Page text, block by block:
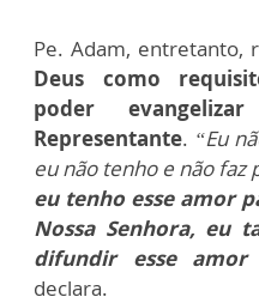
Pe. Adam, entretanto,
Deus como
poder
Representante. “Eu
eu não tenho e não faz
eu tenho esse amor
Nossa Senhora, eu
difundir esse amor
declara.